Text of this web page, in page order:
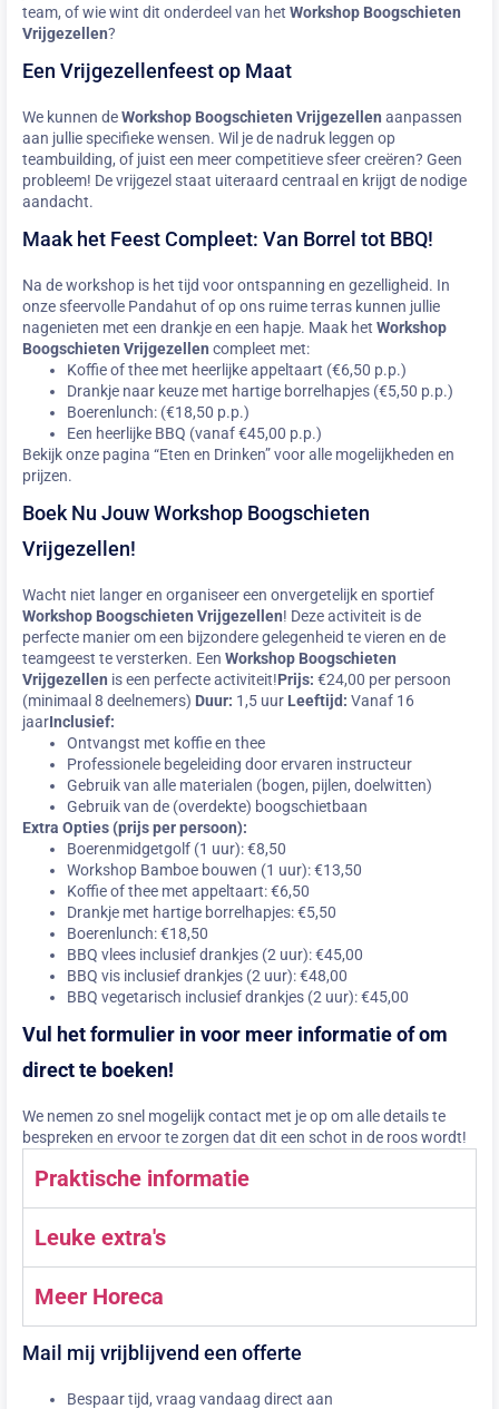
team, of wie wint dit onderdeel van het Workshop Boogschieten
Vrijgezellen?
Een Vrijgezellenfeest op Maat
We kunnen deWorkshop Boogschieten Vrijgezellen aanpassen
aan jullie specifieke wensen. Wil je de nadruk leggen op
teambuilding, of juist een meer competitieve sfeer creëren? Geen
probleem! De vrijgezel staat uiteraard centraal en krijgt de nodige
aandacht.
Maak het Feest Compleet: Van Borrel tot BBQ!
Na de workshop is het tijd voor ontspanning en gezelligheid. In
onze sfeervolle Pandahut of op ons ruime terras kunnen jullie
nagenieten met een drankje en een hapje. Maak het Workshop
Boogschieten Vrijgezellen compleet met:
Koffie of thee met heerlijke appeltaart (€6,50 p.p.)
Drankje naar keuze met hartige borrelhapjes (€5,50 p.p.)
Boerenlunch: (€18,50 p.p.)
Een heerlijke BBQ (vanaf €45,00 p.p.)
Bekijk onze pagina “Eten en Drinken” voor alle mogelijkheden en
prijzen.
Boek Nu Jouw Workshop Boogschieten
Vrijgezellen!
Wacht niet langer en organiseer een onvergetelijk en sportief
Workshop Boogschieten Vrijgezellen! Deze activiteit is de
perfecte manier om een bijzondere gelegenheid te vieren en de
teamgeest te versterken. Een Workshop Boogschieten
Vrijgezellen is een perfecte activiteit!Prijs: €24,00 per persoon
(minimaal 8 deelnemers) Duur: 1,5 uur Leeftijd: Vanaf 16
jaarInclusief:
Ontvangst met koffie en thee
Professionele begeleiding door ervaren instructeur
Gebruik van alle materialen (bogen, pijlen, doelwitten)
Gebruik van de (overdekte) boogschietbaan
Extra Opties (prijs per persoon):
Boerenmidgetgolf (1 uur): €8,50
Workshop Bamboe bouwen (1 uur): €13,50
Koffie of thee met appeltaart: €6,50
Drankje met hartige borrelhapjes: €5,50
Boerenlunch: €18,50
BBQ vlees inclusief drankjes (2 uur): €45,00
BBQ vis inclusief drankjes (2 uur): €48,00
BBQ vegetarisch inclusief drankjes (2 uur): €45,00
Vul het formulier in voor meer informatie of om
direct te boeken!
We nemen zo snel mogelijk contact met je op om alle details te
bespreken en ervoor te zorgen dat dit een schot in de roos wordt!
Praktische informatie
Leuke extra's
Meer Horeca
Mail mij vrijblijvend een offerte
Bespaar tijd, vraag vandaag direct aan